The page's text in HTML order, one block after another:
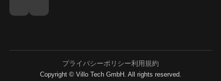
Copyright © Villo Tech GmbH. All rights reserved.
プライバシーポリシー利用規約